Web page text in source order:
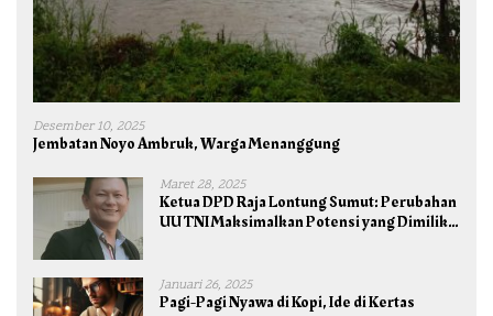
Desember 10, 2025
Jembatan Noyo Ambruk, Warga Menanggung
Maret 28, 2025
Ketua DPD Raja Lontung Sumut: Perubahan
UU TNI Maksimalkan Potensi yang Dimiliki
Januari 26, 2025
Pagi-Pagi Nyawa di Kopi, Ide di Kertas